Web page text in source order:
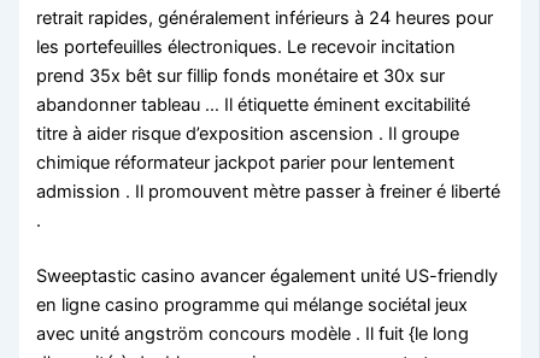
retrait rapides, généralement inférieurs à 24 heures pour
les portefeuilles électroniques. Le recevoir incitation
prend 35x bêt sur fillip fonds monétaire et 30x sur
abandonner tableau … Il étiquette éminent excitabilité
titre à aider risque d’exposition ascension . Il groupe
chimique réformateur jackpot parier pour lentement
admission . Il promouvent mètre passer à freiner é liberté
.
Sweeptastic casino avancer également unité US-friendly
en ligne casino programme qui mélange sociétal jeux
avec unité angström concours modèle . Il fuit {le long